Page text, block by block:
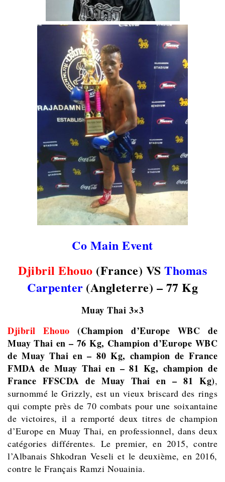
Co Main Event
Djibril Ehouo (France) VS Thomas
Carpenter (Angleterre) – 77 Kg
Muay Thai 3×3
Djibril Ehouo(Champion d’Europe WBC de
Muay Thai en – 76 Kg, Champion d’Europe WBC
de Muay Thai en – 80 Kg, champion de France
FMDA de Muay Thai en – 81 Kg, champion de
France FFSCDA de Muay Thai en – 81 Kg),
surnommé le Grizzly, est un vieux briscard des rings
qui compte près de 70 combats pour une soixantaine
de victoires, il a remporté deux titres de champion
d’Europe en Muay Thai, en professionnel, dans deux
catégories différentes. Le premier, en 2015, contre
l’Albanais Shkodran Veseli et le deuxième, en 2016,
contre le Français Ramzi Nouainia.